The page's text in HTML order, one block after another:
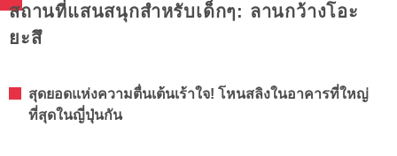
สถานที่แสนสนุกสำหรับเด็กๆ: ลานกว้างโอะ
ยะสึ
สุดยอดแห่งความตื่นเต้นเร้าใจ! โหนสลิงในอาคารที่ใหญ่
ที่สุดในญี่ปุ่นกัน